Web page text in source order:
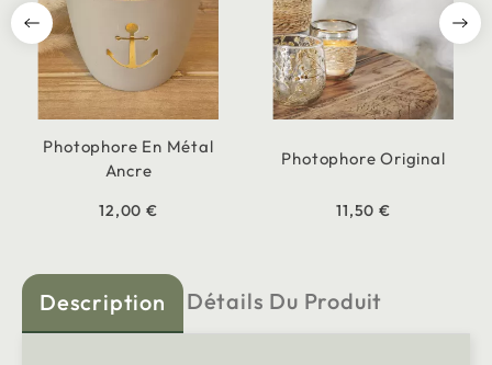
Photophore En Métal
Ancre
12,00 €
Photophore Original
11,50 €
Description Détails Du Produit